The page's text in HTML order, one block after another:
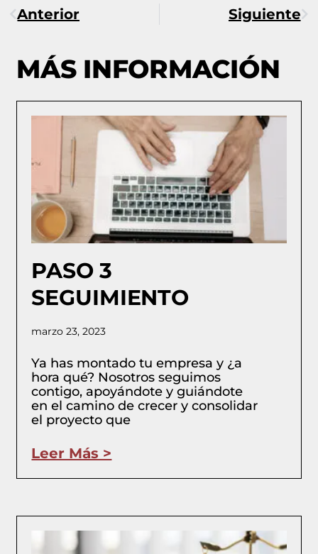
Anterior Siguiente
MÁS INFORMACIÓN
PASO 3
SEGUIMIENTO
marzo 23, 2023
Ya has montado tu empresa y ¿a
hora qué? Nosotros seguimos
contigo, apoyándote y guiándote
en el camino de crecer y consolidar
el proyecto que
Leer Más >